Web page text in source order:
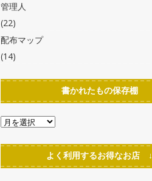
管理人
(22)
配布マップ
(14)
書かれたもの保存棚
よく利用するお得なお店 ↓